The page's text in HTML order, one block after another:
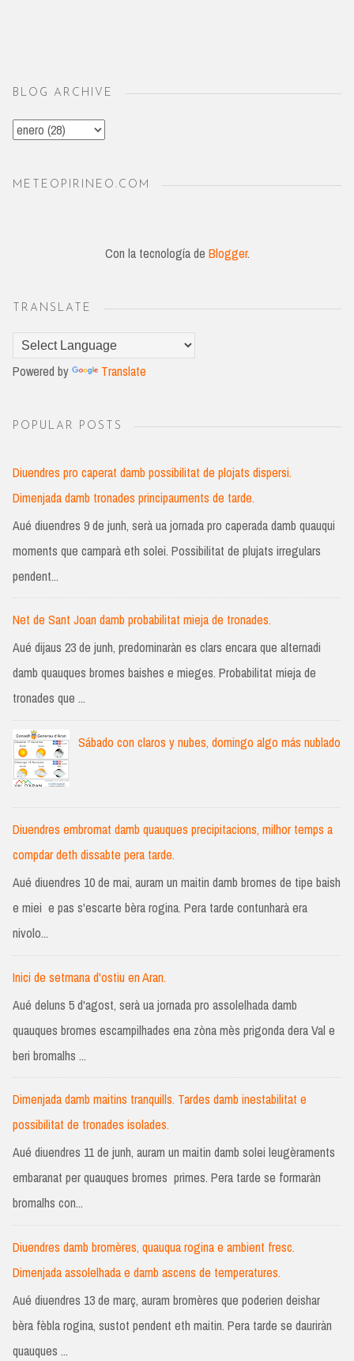
BLOG ARCHIVE
METEOPIRINEO.COM
Con la tecnología de Blogger.
TRANSLATE
Powered by Translate
POPULAR POSTS
Diuendres pro caperat damb possibilitat de plojats dispersi.
Dimenjada damb tronades principauments de tarde.
Aué diuendres 9 de junh, serà ua jornada pro caperada damb quauqui
moments que camparà eth solei. Possibilitat de plujats irregulars
pendent...
Net de Sant Joan damb probabilitat mieja de tronades.
Aué dijaus 23 de junh, predominaràn es clars encara que alternadi
damb quauques bromes baishes e mieges. Probabilitat mieja de
tronades que ...
Sábado con claros y nubes, domingo algo más nublado
Diuendres embromat damb quauques precipitacions, milhor temps a
compdar deth dissabte pera tarde.
Aué diuendres 10 de mai, auram un maitin damb bromes de tipe baish
e miei e pas s'escarte bèra rogina. Pera tarde contunharà era
nivolo...
Inici de setmana d'ostiu en Aran.
Aué deluns 5 d'agost, serà ua jornada pro assolelhada damb
quauques bromes escampilhades ena zòna mès prigonda dera Val e
beri bromalhs ...
Dimenjada damb maitins tranquills. Tardes damb inestabilitat e
possibilitat de tronades isolades.
Aué diuendres 11 de junh, auram un maitin damb solei leugèraments
embaranat per quauques bromes primes. Pera tarde se formaràn
bromalhs con...
Diuendres damb bromères, quauqua rogina e ambient fresc.
Dimenjada assolelhada e damb ascens de temperatures.
Aué diuendres 13 de març, auram bromères que poderien deishar
bèra fèbla rogina, sustot pendent eth maitin. Pera tarde se dauriràn
quauques ...